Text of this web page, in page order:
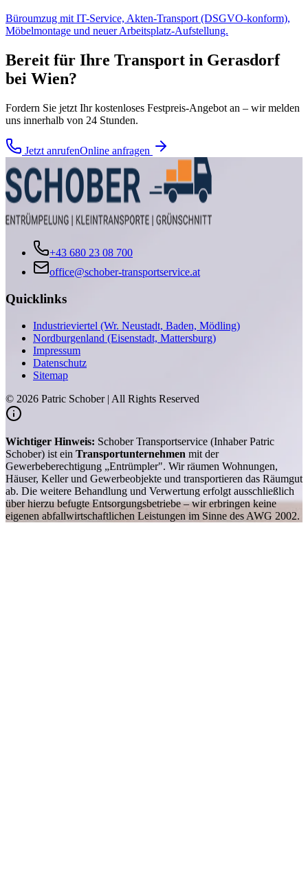
Büroumzug mit IT-Service, Akten-Transport (DSGVO-konform),
Möbelmontage und neuer Arbeitsplatz-Aufstellung.
Bereit für Ihre Transport in Gerasdorf
bei Wien?
Fordern Sie jetzt Ihr kostenloses Festpreis-Angebot an – wir melden
uns innerhalb von 24 Stunden.
Jetzt anrufenOnline anfragen
+43 680 23 08 700
office@schober-transportservice.at
Quicklinks
Industrieviertel (Wr. Neustadt, Baden, Mödling)
Nordburgenland (Eisenstadt, Mattersburg)
Impressum
Datenschutz
Sitemap
© 2026 Patric Schober | All Rights Reserved
Wichtiger Hinweis: Schober Transportservice (Inhaber Patric
Schober) ist ein Transportunternehmen mit der
Gewerbeberechtigung „Entrümpler". Wir räumen Wohnungen,
Häuser, Keller und Gewerbeobjekte und transportieren das Räumgut
ab. Die weitere Behandlung und Verwertung erfolgt ausschließlich
über hierzu befugte Entsorgungsbetriebe – wir erbringen keine
eigenen abfallwirtschaftlichen Leistungen im Sinne des AWG 2002.